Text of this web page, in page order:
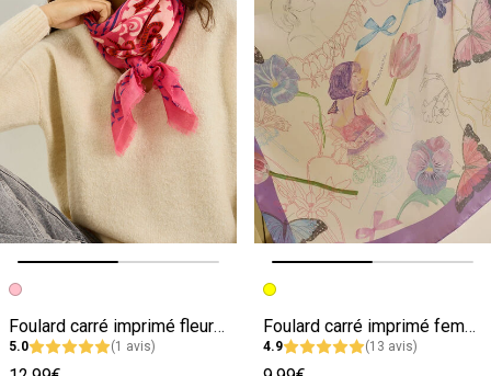
Image précédente
Image suivante
Foulard carré imprimé fleuri femme
5.0 (1 avis)
Image précédente
Image suivante
Foulard carré imprimé femme
4.9 (13 avis)